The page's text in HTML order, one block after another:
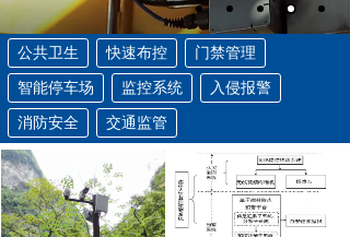
公共卫生 快速布控
门禁管理
智能停车场
监控系统
入侵报警
消防安全
交通监管